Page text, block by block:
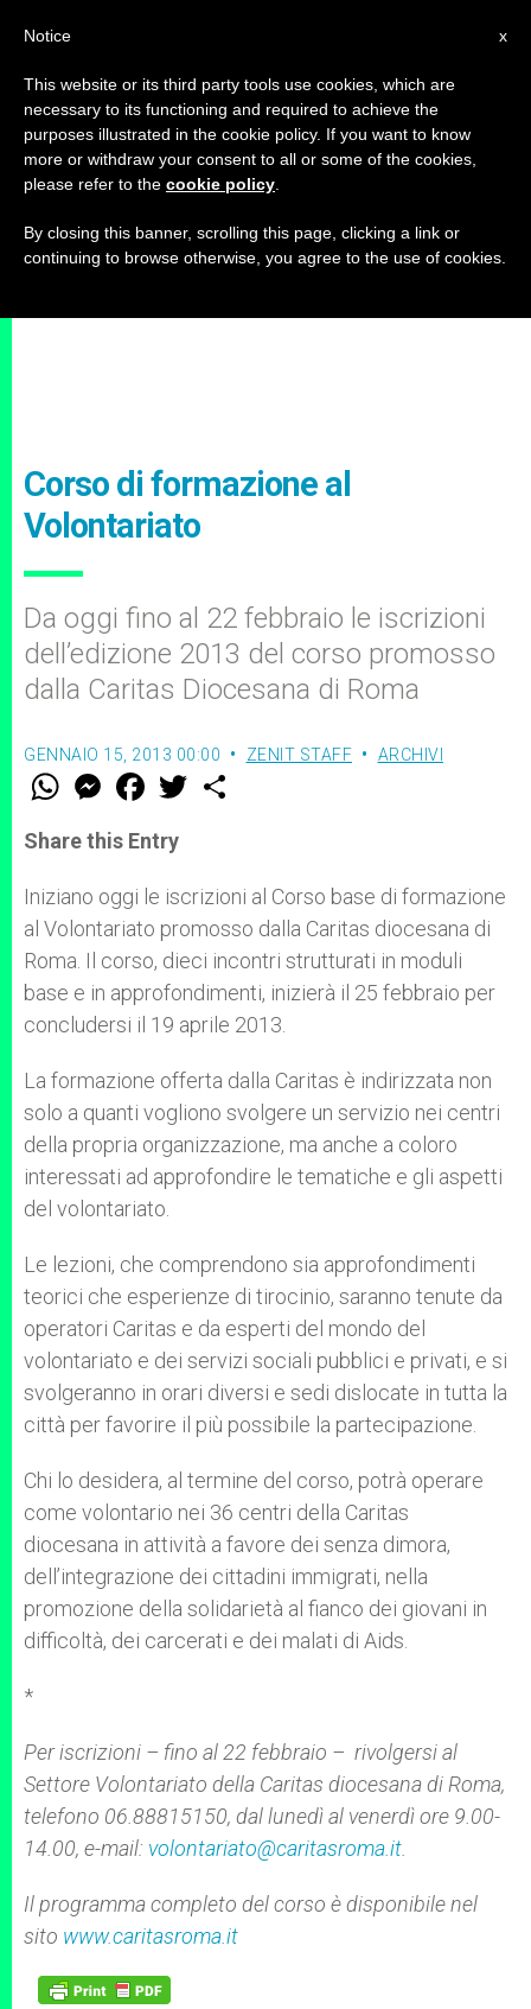
Corso di formazione al
Volontariato
Da oggi fino al 22 febbraio le iscrizioni
dell’edizione 2013 del corso promosso
dalla Caritas Diocesana di Roma
GENNAIO 15, 2013 00:00 ZENIT STAFF ARCHIVI
W
t
s
p
p
M
e
s
e
g
e
r
F
a
e
b
o
k
w
r
Share this Entry
Iniziano oggi le iscrizioni al Corso base di formazione
al Volontariato promosso dalla Caritas diocesana di
Roma. Il corso, dieci incontri strutturati in moduli
base e in approfondimenti, inizierà il 25 febbraio per
concludersi il 19 aprile 2013.
La formazione offerta dalla Caritas è indirizzata non
solo a quanti vogliono svolgere un servizio nei centri
della propria organizzazione, ma anche a coloro
interessati ad approfondire le tematiche e gli aspetti
del volontariato.
Le lezioni, che comprendono sia approfondimenti
teorici che esperienze di tirocinio, saranno tenute da
operatori Caritas e da esperti del mondo del
volontariato e dei servizi sociali pubblici e privati, e si
svolgeranno in orari diversi e sedi dislocate in tutta la
città per favorire il più possibile la partecipazione.
Chi lo desidera, al termine del corso, potrà operare
come volontario nei 36 centri della Caritas
diocesana in attività a favore dei senza dimora,
dell’integrazione dei cittadini immigrati, nella
promozione della solidarietà al fianco dei giovani in
difficoltà, dei carcerati e dei malati di Aids.
*
Per iscrizioni – fino al 22 febbraio – rivolgersi al
Settore Volontariato della Caritas diocesana di Roma,
telefono 06.88815150, dal lunedì al venerdì ore 9.00-
14.00, e-mail: volontariato@caritasroma.it
Il programma completo del corso è disponibile nel
sito www.caritasroma.it
x
Notice
This website or its third party tools use cookies, which are
necessary to its functioning and required to achieve the
purposes illustrated in the cookie policy. If you want to know
more or withdraw your consent to all or some of the cookies,
please refer to the cookie policy
By closing this banner, scrolling this page, clicking a link or
continuing to browse otherwise, you agree to the use of cookies.